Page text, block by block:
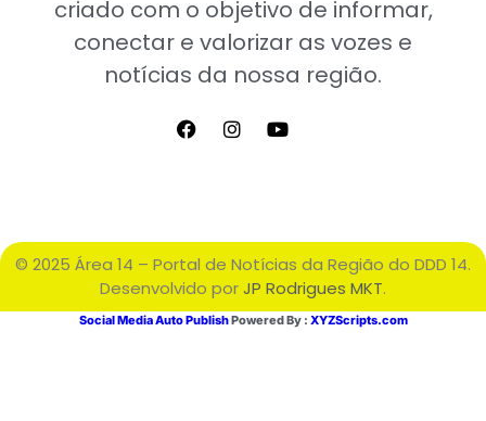
criado com o objetivo de informar,
conectar e valorizar as vozes e
notícias da nossa região.
© 2025 Área 14 – Portal de Notícias da Região do DDD 14.
Desenvolvido porJP Rodrigues MKT.
Social Media Auto PublishPowered By : XYZScripts.com